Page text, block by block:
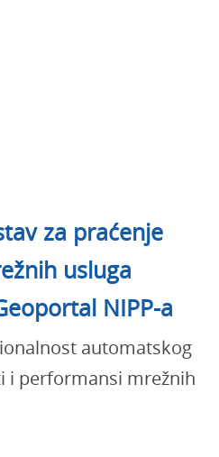
za praćenje
usluga
NIPP-a
automatskog
i performansi mrežnih